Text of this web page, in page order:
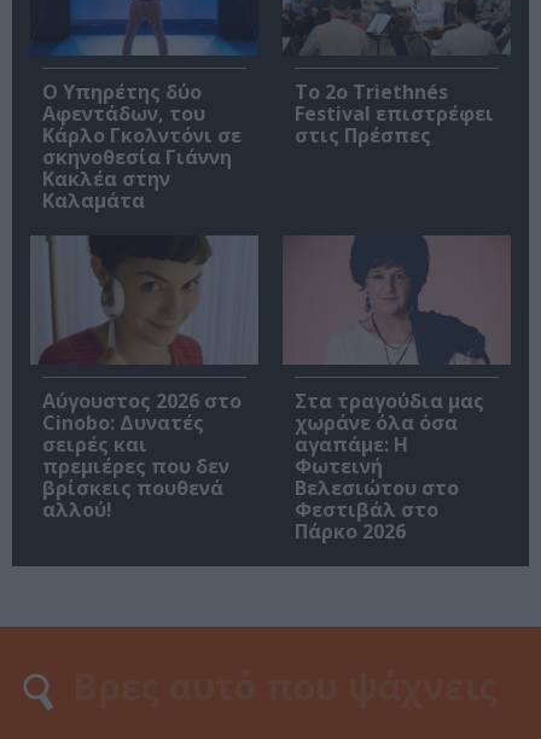
Ο Υπηρέτης δύο
Αφεντάδων, του
Κάρλο Γκολντόνι σε
σκηνοθεσία Γιάννη
Κακλέα στην
Καλαμάτα
Το 2ο Triethnés
Festival επιστρέφει
στις Πρέσπες
Αύγουστος 2026 στο
Cinobo: Δυνατές
σειρές και
πρεμιέρες που δεν
βρίσκεις πουθενά
αλλού!
Στα τραγούδια μας
χωράνε όλα όσα
αγαπάμε: Η
Φωτεινή
Βελεσιώτου στο
Φεστιβάλ στο
Πάρκο 2026